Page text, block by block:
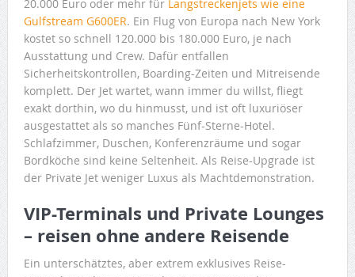
20.000 Euro oder mehr für Langstreckenjets wie eine
Gulfstream G600ER. Ein Flug von Europa nach New York
kostet so schnell 120.000 bis 180.000 Euro, je nach
Ausstattung und Crew. Dafür entfallen
Sicherheitskontrollen, Boarding-Zeiten und Mitreisende
komplett. Der Jet wartet, wann immer du willst, fliegt
exakt dorthin, wo du hinmusst, und ist oft luxuriöser
ausgestattet als so manches Fünf-Sterne-Hotel.
Schlafzimmer, Duschen, Konferenzräume und sogar
Bordköche sind keine Seltenheit. Als Reise-Upgrade ist
der Private Jet weniger Luxus als Machtdemonstration.
VIP-Terminals und Private Lounges
– reisen ohne andere Reisende
Ein unterschätztes, aber extrem exklusives Reise-